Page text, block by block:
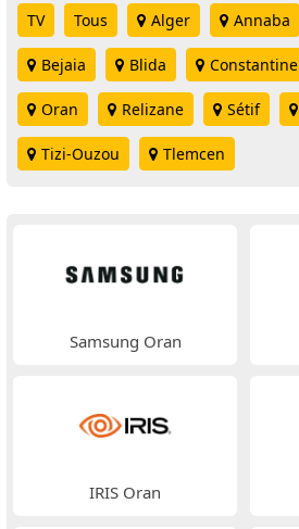
TV Tous Alger Annaba
Bejaia Blida Constantine
Oran Relizane Sétif
Tizi-Ouzou Tlemcen
Samsung Oran
IRIS Oran